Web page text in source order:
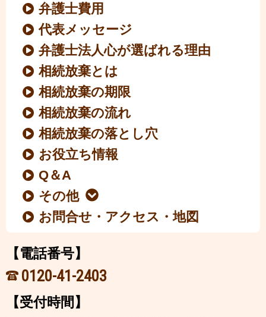
弁護士費用
代表メッセージ
弁護士法人心が選ばれる理由
相続放棄とは
相続放棄の期限
相続放棄の流れ
相続放棄の落とし穴
お役立ち情報
Q＆A
その他
お問合せ・アクセス・地図
【電話番号】
0120-41-2403
【受付時間】